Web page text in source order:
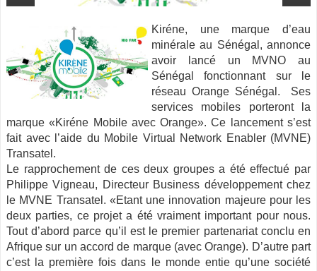
Kiréne, une marque d’eau
minérale au Sénégal, annonce
avoir lancé un MVNO au
Sénégal fonctionnant sur le
réseau Orange Sénégal. Ses
services mobiles porteront la
marque «Kiréne Mobile avec Orange». Ce lancement s’est
fait avec l’aide du Mobile Virtual Network Enabler (MVNE)
Transatel.
Le rapprochement de ces deux groupes a été effectué par
Philippe Vigneau, Directeur Business développement chez
le MVNE Transatel. «Etant une innovation majeure pour les
deux parties, ce projet a été vraiment important pour nous.
Tout d’abord parce qu’il est le premier partenariat conclu en
Afrique sur un accord de marque (avec Orange). D’autre part
c’est la première fois dans le monde entie qu’une société